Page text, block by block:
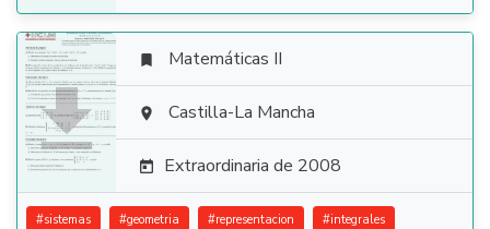

 Matemáticas II
 Castilla-La Mancha
 Extraordinaria de 2008
#sistemas #geometria #representacion #integrales